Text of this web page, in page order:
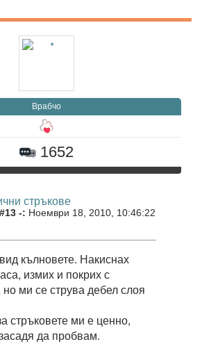
Врабчо
1652
стръкове
-: Ноември 18, 2010, 10:46:22
кълновете. Накиснах
измих и покрих с
ми се струва дебел слоя
стръковете ми е ценно,
да пробвам.